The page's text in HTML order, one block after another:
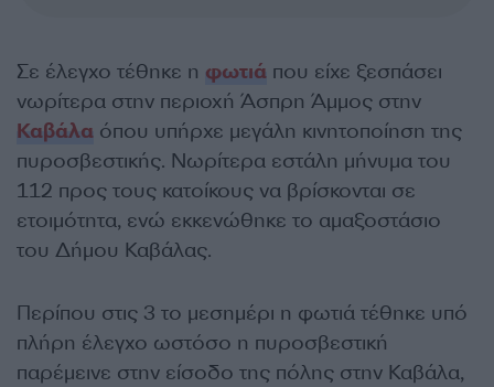
Σε έλεγχο τέθηκε η φωτιά που είχε ξεσπάσει
νωρίτερα στην περιοχή Άσπρη Άμμος στην
Καβάλα όπου υπήρχε μεγάλη κινητοποίηση της
πυροσβεστικής. Νωρίτερα εστάλη μήνυμα του
112 προς τους κατοίκους να βρίσκονται σε
ετοιμότητα, ενώ εκκενώθηκε το αμαξοστάσιο
του Δήμου Καβάλας.
Περίπου στις 3 το μεσημέρι η φωτιά τέθηκε υπό
πλήρη έλεγχο ωστόσο η πυροσβεστική
παρέμεινε στην είσοδο της πόλης στην Καβάλα,